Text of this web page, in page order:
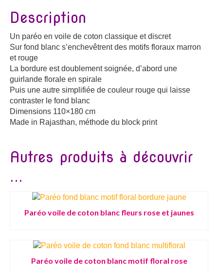
Description
Un paréo en voile de coton classique et discret
Sur fond blanc s’enchevêtrent des motifs floraux marron
et rouge
La bordure est doublement soignée, d’abord une
guirlande florale en spirale
Puis une autre simplifiée de couleur rouge qui laisse
contraster le fond blanc
Dimensions 110×180 cm
Made in Rajasthan, méthode du block print
Autres produits à découvrir
...
Paréo voile de coton blanc fleurs rose et jaunes
Paréo voile de coton blanc motif floral rose